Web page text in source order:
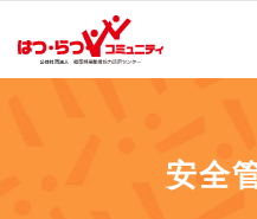
安全